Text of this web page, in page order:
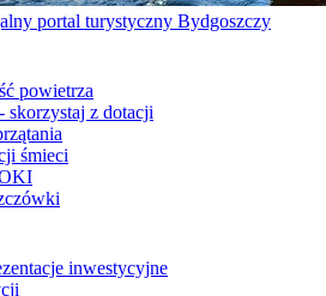
portal turystyczny Bydgoszczy
powietrza
skorzystaj z dotacji
śmieci
inwestycyjne